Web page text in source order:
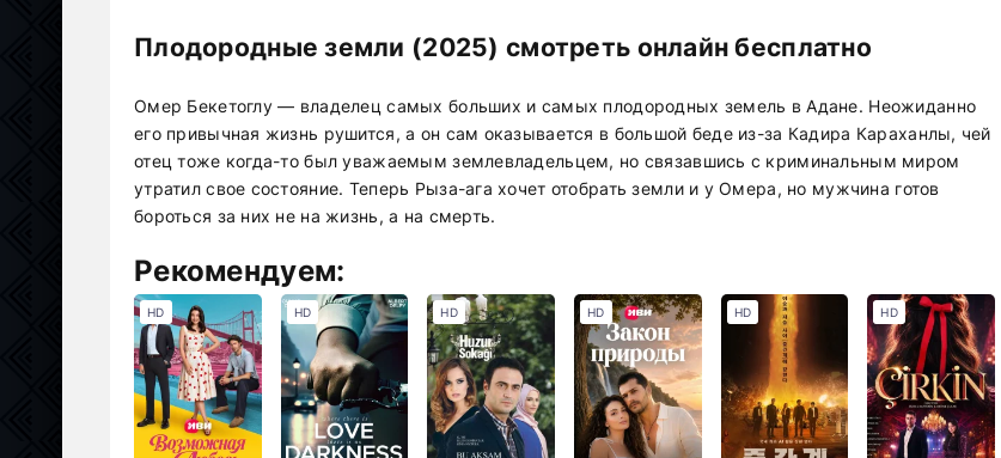
Плодородные земли (2025) смотреть онлайн бесплатно
Омер Бекетоглу — владелец самых больших и самых плодородных земель в Адане. Неожиданно
его привычная жизнь рушится, а он сам оказывается в большой беде из-за Кадира Караханлы, чей
отец тоже когда-то был уважаемым землевладельцем, но связавшись с криминальным миром
утратил свое состояние. Теперь Рыза-ага хочет отобрать земли и у Омера, но мужчина готов
бороться за них не на жизнь, а на смерть.
Рекомендуем:
HD HD HD HD HD HD